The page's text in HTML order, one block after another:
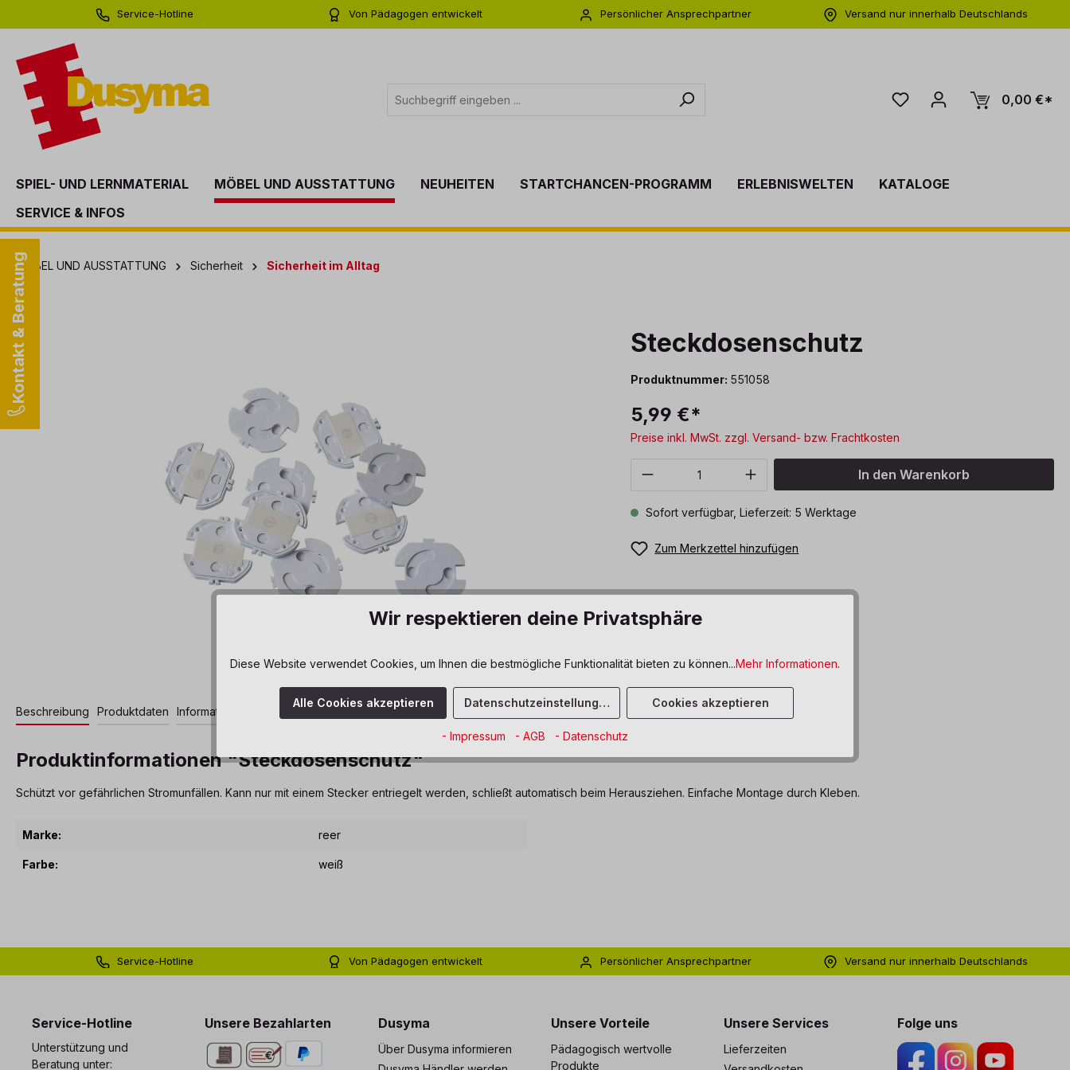
Zur Hauptnavigation springen
Service-Hotline
Von Pädagogen entwickelt
Persönlicher Ansprechpartner
Versand nur innerhalb Deutschlands
0,00 €*
SPIEL- UND LERNMATERIAL MÖBEL UND AUSSTATTUNG NEUHEITEN STARTCHANCEN-PROGRAMM ERLEBNISWELTEN
KATALOGE
SERVICE & INFOS
Kontakt & Beratung
MÖBEL UND AUSSTATTUNG Sicherheit Sicherheit im Alltag
Bildergalerie überspringen Steckdosenschutz
Produktnummer: 551058
5,99 €*
Preise inkl. MwSt. zzgl. Versand- bzw. Frachtkosten
Produkt Anzahl: Gib den gewünschten Wert
In den Warenkorb
Sofort verfügbar, Lieferzeit: 5 Werktage
Zum Merkzettel hinzufügen
Beschreibung Produktdaten Informationen und Hinweise
Produktinformationen "Steckdosenschutz"
Schützt vor gefährlichen Stromunfällen. Kann nur mit einem Stecker entriegelt werden, schließt automatisch beim Herausziehen. Einfache Montage durch Kleben.
Marke: reer
Farbe: weiß
Service-Hotline
Von Pädagogen entwickelt
Persönlicher Ansprechpartner
Versand nur innerhalb Deutschlands
Service-Hotline
Unterstützung und
Beratung unter:
Unsere Bezahlarten Dusyma
Über Dusyma informieren
Unsere Vorteile
Pädagogisch wertvolle
Produkte
Unsere Services
Lieferzeiten
Folge uns
Wir respektieren deine Privatsphäre
Diese Website verwendet Cookies, um Ihnen die bestmögliche Funktionalität bieten zu können...Mehr Informationen.
Alle Cookies akzeptieren Datenschutzeinstellungen Cookies akzeptieren
- Impressum - AGB - Datenschutz